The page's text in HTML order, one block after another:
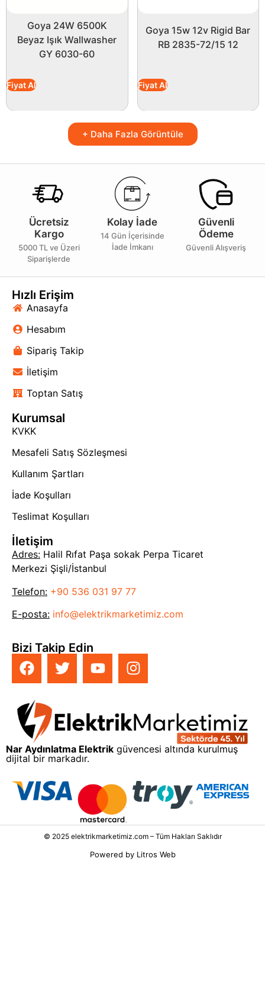
Goya 24W 6500K
Beyaz Işık Wallwasher
GY 6030-60
Fiyat Al
Goya 15w 12v Rigid Bar
RB 2835-72/15 12
Fiyat Al
+ Daha Fazla Görüntüle
Ücretsiz
Kargo
5000 TL ve Üzeri
Siparişlerde
Kolay İade
14 Gün İçerisinde
İade İmkanı
Güvenli
Ödeme
Güvenli Alışveriş
Hızlı Erişim
Anasayfa
Hesabım
Sipariş Takip
İletişim
Toptan Satış
Kurumsal
KVKK
Mesafeli Satış Sözleşmesi
Kullanım Şartları
İade Koşulları
Teslimat Koşulları
İletişim
Adres: Halil Rıfat Paşa sokak Perpa Ticaret
Merkezi Şişli/İstanbul
Telefon: +90 536 031 97 77
E-posta: info@elektrikmarketimiz.com
Bizi Takip Edin
Nar Aydınlatma Elektrik güvencesi altında kurulmuş
dijital bir markadır.
© 2025 elektrikmarketimiz.com – Tüm Hakları Saklıdır
Powered by Litros Web